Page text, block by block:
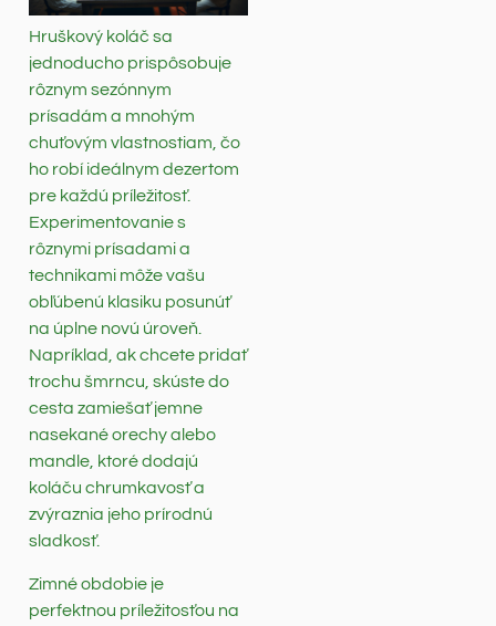
Hruškový koláč sa
jednoducho prispôsobuje
rôznym sezónnym
prísadám a mnohým
chuťovým vlastnostiam, čo
ho robí ideálnym dezertom
pre každú príležitosť.
Experimentovanie s
rôznymi prísadami a
technikami môže vašu
obľúbenú klasiku posunúť
na úplne novú úroveň.
Napríklad, ak chcete pridať
trochu šmrncu, skúste do
cesta zamiešať jemne
nasekané orechy alebo
mandle, ktoré dodajú
koláču chrumkavosť a
zvýraznia jeho prírodnú
sladkosť.
Zimné obdobie je
perfektnou príležitosťou na